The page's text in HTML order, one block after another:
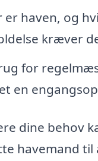
er haven, og
kræver
for
en
dine behov
havemand